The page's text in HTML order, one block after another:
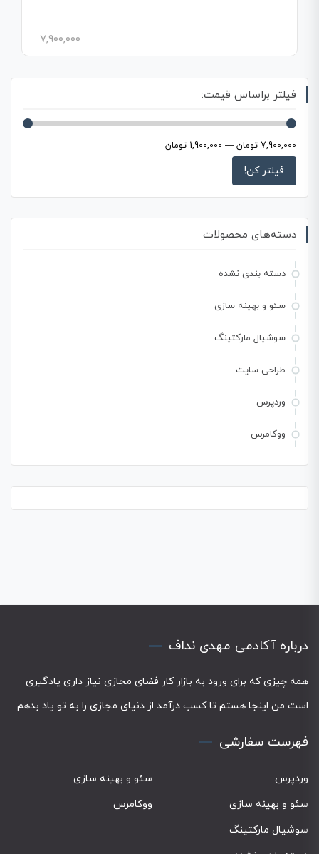
7,900,000
فیلتر براساس قیمت:
7,900,000 تومان — 1,900,000 تومان
فیلتر کن!
دسته‌های محصولات
دسته بندی نشده
سئو و بهینه سازی
سوشیال مارکتینگ
طراحی سایت
وردپرس
ووکامرس
درباره آکادمی مهدی نداف
همه چیزی که برای ورود به بازار کار فضای مجازی نیاز داری یادگیری
است من اینجا هستم تا کسب درآمد از دنیای مجازی را به تو یاد بدهم
فهرست سفارشی
وردپرس
سئو و بهینه سازی
سوشیال مارکتینگ
سئو و بهینه سازی
ووکامرس